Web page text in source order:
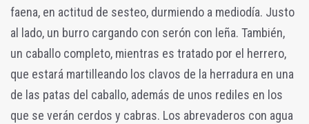
faena, en actitud de sesteo, durmiendo a mediodía. Justo
al lado, un burro cargando con serón con leña. También,
un caballo completo, mientras es tratado por el herrero,
que estará martilleando los clavos de la herradura en una
de las patas del caballo, además de unos rediles en los
que se verán cerdos y cabras. Los abrevaderos con agua